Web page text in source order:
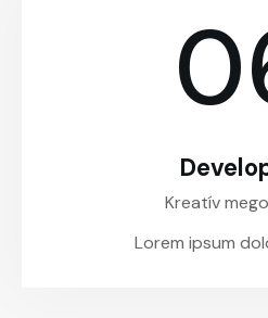
Kreatív
Lorem ipsum